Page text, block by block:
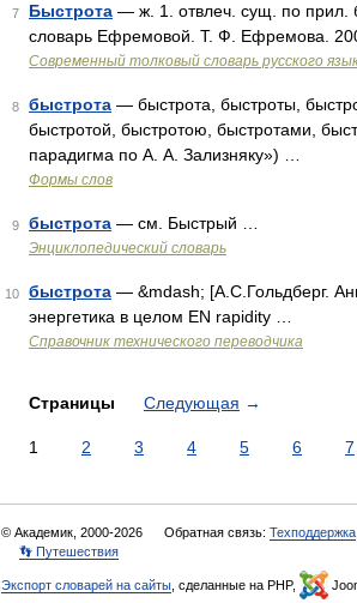
7 Быстрота — ж. 1. отвлеч. сущ. по прил.
словарь Ефремовой. Т. Ф. Ефремова.
Современный толковый словарь русского
8 быстрота — быстрота, быстроты,
быстротой, быстротою, быстротами,
парадигма по А. А. Зализняку») …
Формы слов
9 быстрота — см. Быстрый …
Энциклопедический словарь
10 быстрота — &mdash; [А.С.Гольдберг.
энергетика в целом EN rapidity …
Справочник технического переводчика
Страницы Следующая →
1 2 3 4 5 6 7
© Академик, 2000-2026 Обратная связь: Техподдержка
👣 Путешествия
Экспорт словарей на сайты , сделанные на PHP,